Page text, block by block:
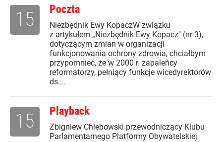
Poczta
Niezbędnik Ewy KopaczW związku
z artykułem „Niezbędnik Ewy Kopacz" (nr 3),
dotyczącym zmian w organizacji
funkcjonowania ochrony zdrowia, chciałbym
przypomnieć, że w 2000 r. zapaleńcy
reformatorzy, pełniący funkcje wicedyrektorów
ds....
15
Playback
Zbigniew Chlebowski przewodniczący Klubu
Parlamentarnego Platformy Obywatelskiej
15